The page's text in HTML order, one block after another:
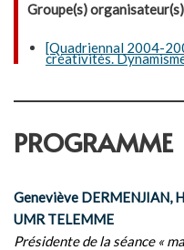
Groupe(s)
[Quadriennal 2004-
créativités.
PROGRAMME
Geneviève DERMENJIAN,
UMR TELEMME
Présidente de la séance «